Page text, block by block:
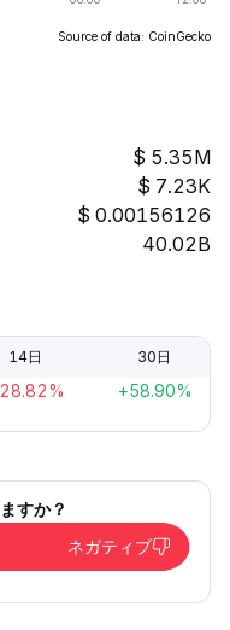
Source of data: CoinGecko
5.35M
7.23K
0.00156126
40.02B
14日 30日
+58.90%
すか？
ネガティブ